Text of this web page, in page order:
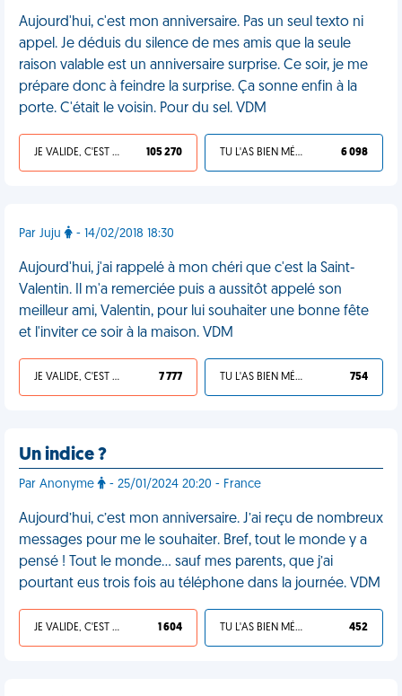
Aujourd'hui, c'est mon anniversaire. Pas un seul texto ni
appel. Je déduis du silence de mes amis que la seule
raison valable est un anniversaire surprise. Ce soir, je me
prépare donc à feindre la surprise. Ça sonne enfin à la
porte. C'était le voisin. Pour du sel. VDM
JE VALIDE, C'EST UNE VDM 105 270 TU L'AS BIEN MÉRITÉ 6 098
Par Juju - 14/02/2018 18:30
Aujourd'hui, j'ai rappelé à mon chéri que c'est la Saint-
Valentin. Il m'a remerciée puis a aussitôt appelé son
meilleur ami, Valentin, pour lui souhaiter une bonne fête
et l'inviter ce soir à la maison. VDM
JE VALIDE, C'EST UNE VDM 7 777 TU L'AS BIEN MÉRITÉ 754
Un indice ?
Par Anonyme - 25/01/2024 20:20 - France
Aujourd’hui, c’est mon anniversaire. J’ai reçu de nombreux
messages pour me le souhaiter. Bref, tout le monde y a
pensé ! Tout le monde… sauf mes parents, que j’ai
pourtant eus trois fois au téléphone dans la journée. VDM
JE VALIDE, C'EST UNE VDM 1 604 TU L'AS BIEN MÉRITÉ 452